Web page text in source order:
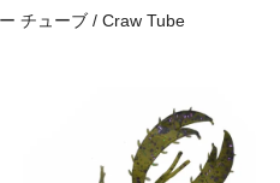
チューブ / Craw Tube